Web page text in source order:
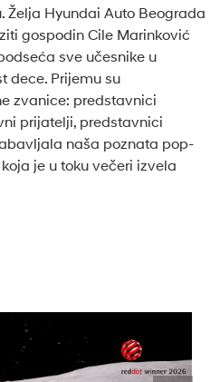
Želja Hyundai Auto Beograda
gospodin Cile Marinković
sve učesnike u
dece. Prijemu su
zvanice: predstavnici
prijatelji, predstavnici
naša poznata pop-
je u toku večeri izvela